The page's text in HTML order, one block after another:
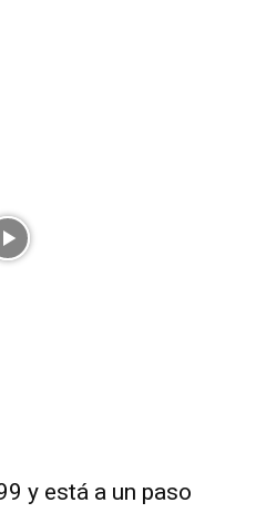
y está a un paso